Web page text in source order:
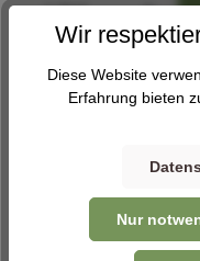
Abholung
Beschreibung
Wir
Diese Website
Erfahrung bieten
Nur